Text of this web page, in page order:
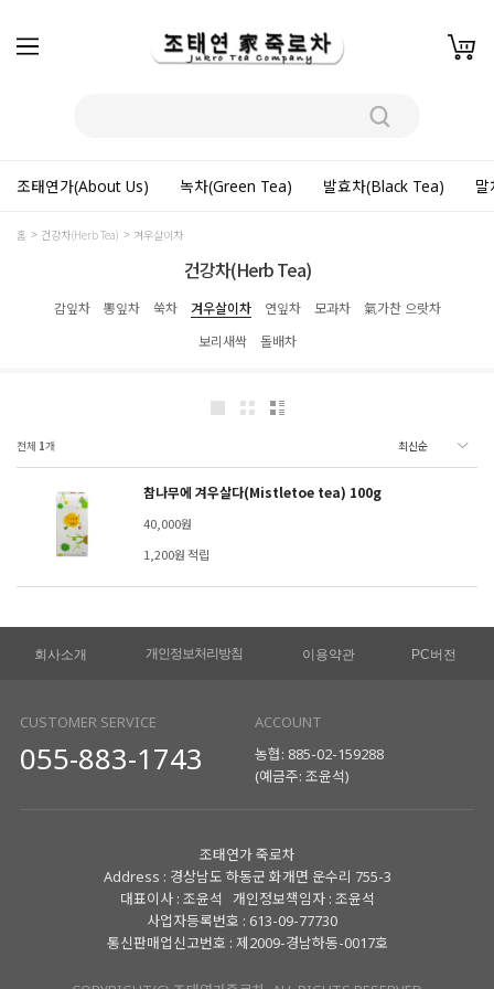
조태연가(About Us) 녹차(Green Tea) 발효차(Black Tea)
홈 건강차(Herb Tea) 겨우살이차
건강차(Herb Tea)
감잎차 뽕잎차 쑥차 겨우살이차 연잎차 모과차
氣가찬 으랏차
보리새싹
돌배차
전체 1개
참나무에 겨우살다(Mistletoe tea) 100g
40,000원
1,200원 적립
회사소개 개인정보처리방침 이용약관 PC버전
CUSTOMER SERVICE
055-883-1743
ACCOUNT
농협: 885-02-159288
(예금주: 조윤석)
조태연가 죽로차
Address : 경상남도 하동군 화개면 운수리 755-3
대표이사 : 조윤석 개인정보책임자 : 조윤석
사업자등록번호 : 613-09-77730
통신판매업신고번호 : 제2009-경남하동-0017호